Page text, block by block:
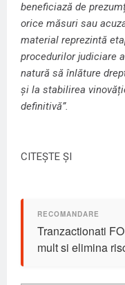
beneficiază de
orice măsuri sau
material reprezintă
procedurilor judiciare
natură să înlăture
și la stabilirea
definitivă”.
CITEȘTE ȘI
Tranzactionati
mult si elimina